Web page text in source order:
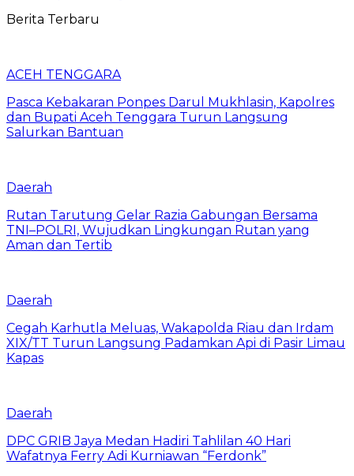
Berita Terbaru
ACEH TENGGARA
Pasca Kebakaran Ponpes Darul Mukhlasin, Kapolres
dan Bupati Aceh Tenggara Turun Langsung
Salurkan Bantuan
Daerah
Rutan Tarutung Gelar Razia Gabungan Bersama
TNI–POLRI, Wujudkan Lingkungan Rutan yang
Aman dan Tertib
Daerah
Cegah Karhutla Meluas, Wakapolda Riau dan Irdam
XIX/TT Turun Langsung Padamkan Api di Pasir Limau
Kapas
Daerah
DPC GRIB Jaya Medan Hadiri Tahlilan 40 Hari
Wafatnya Ferry Adi Kurniawan “Ferdonk”